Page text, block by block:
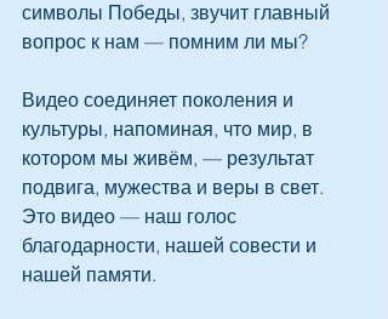
символы Победы, звучит главный
вопрос к нам — помним ли мы?
Видео соединяет поколения и
культуры, напоминая, что мир, в
котором мы живём, — результат
подвига, мужества и веры в свет.
Это видео — наш голос
благодарности, нашей совести и
нашей памяти.